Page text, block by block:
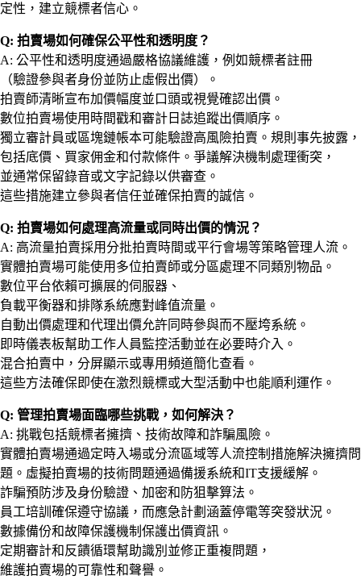
定性，建立競標者信心。
Q: 拍賣場如何確保公平性和透明度？
A: 公平性和透明度通過嚴格協議維護，例如競標者註冊
（驗證參與者身份並防止虛假出價）。
拍賣師清晰宣布加價幅度並口頭或視覺確認出價。
數位拍賣場使用時間戳和審計日誌追蹤出價順序。
獨立審計員或區塊鏈帳本可能驗證高風險拍賣。規則事先披露，
包括底價、買家佣金和付款條件。爭議解決機制處理衝突，
並通常保留錄音或文字記錄以供審查。
這些措施建立參與者信任並確保拍賣的誠信。
Q: 拍賣場如何處理高流量或同時出價的情況？
A: 高流量拍賣採用分批拍賣時間或平行會場等策略管理人流。
實體拍賣場可能使用多位拍賣師或分區處理不同類別物品。
數位平台依賴可擴展的伺服器、
負載平衡器和排隊系統應對峰值流量。
自動出價處理和代理出價允許同時參與而不壓垮系統。
即時儀表板幫助工作人員監控活動並在必要時介入。
混合拍賣中，分屏顯示或專用頻道簡化查看。
這些方法確保即使在激烈競標或大型活動中也能順利運作。
Q: 管理拍賣場面臨哪些挑戰，如何解決？
A: 挑戰包括競標者擁擠、技術故障和詐騙風險。
實體拍賣場通過定時入場或分流區域等人流控制措施解決擁擠問
題。虛擬拍賣場的技術問題通過備援系統和IT支援緩解。
詐騙預防涉及身份驗證、加密和防狙擊算法。
員工培訓確保遵守協議，而應急計劃涵蓋停電等突發狀況。
數據備份和故障保護機制保護出價資訊。
定期審計和反饋循環幫助識別並修正重複問題，
維護拍賣場的可靠性和聲譽。